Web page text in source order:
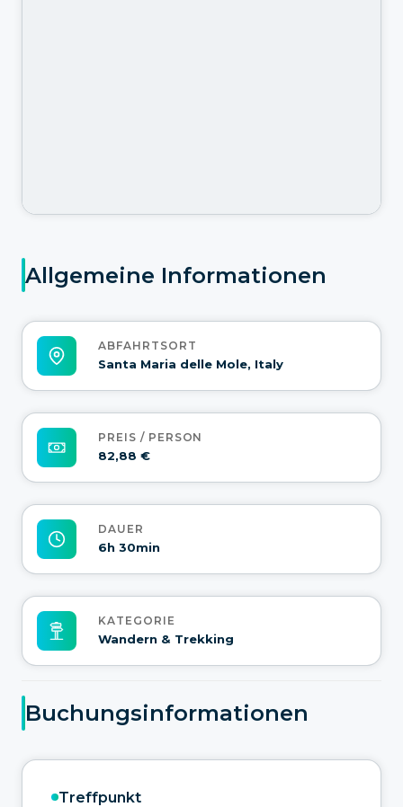
Allgemeine Informationen
ABFAHRTSORT
Santa Maria delle Mole, Italy
PREIS / PERSON
82,88 €
DAUER
6h 30min
KATEGORIE
Wandern & Trekking
Buchungsinformationen
Treffpunkt